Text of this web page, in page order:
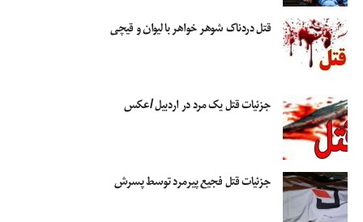
قتل دردناک شوهر خواهر با لیوان و قیچی
جزئیات قتل یک مرد در اردبیل /عکس
جزئیات قتل فجیع پیرمرد توسط پسرش